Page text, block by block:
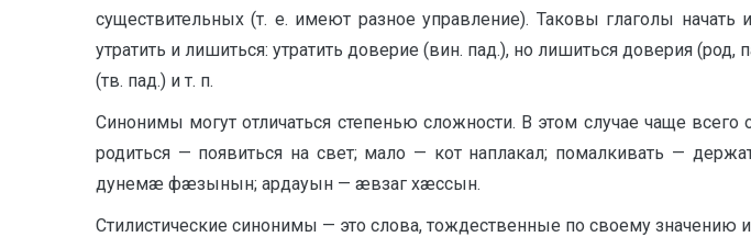
существительных (т. е. имеют разное управление). Таковы глаголы начать
утратить и лишиться: утратить доверие (вин. пад.), но лишиться доверия
(тв. пад.) и т. п.
Синонимы могут отличаться степенью сложности. В этом случае чаще
родиться — появиться на свет; мало — кот наплакал; помалкивать —
дунемæ фæзынын; ардауын — æвзаг хæссын.
Стилистические синонимы — это слова, тождественные по своему значению